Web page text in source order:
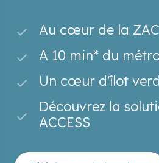
Au cœur de la
A 10 min* du
Un cœur d'îlot
Découvrez la
ACCESS